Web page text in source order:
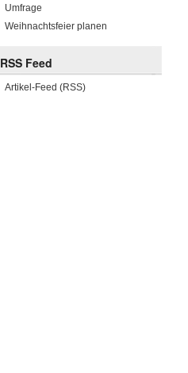
Umfrage
Weihnachtsfeier planen
RSS Feed
Artikel-Feed (RSS)